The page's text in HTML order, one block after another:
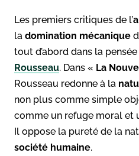
Les premiers critiques de l’
la domination mécanique
tout d’abord dans la
Rousseau. Dans « La
Rousseau redonne à la
non plus comme simple
comme un refuge moral et
Il oppose la pureté de la
société humaine.